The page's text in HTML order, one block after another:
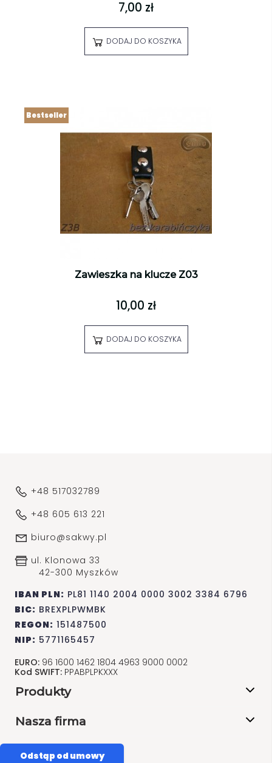
7,00 zł
DODAJ DO KOSZYKA
Zawieszka na klucze Z03
10,00 zł
DODAJ DO KOSZYKA
Bestseller
+48 517032789
+48 605 613 221
biuro@sakwy.pl
ul. Klonowa 33
42-300 Myszków
IBAN PLN: PL81 1140 2004 0000 3002 3384 6796
BIC: BREXPLPWMBK
REGON: 151487500
NIP: 5771165457
EURO: 96 1600 1462 1804 4963 9000 0002
Kod SWIFT: PPABPLPKXXX
Produkty
Nasza firma
Odstąp od umowy